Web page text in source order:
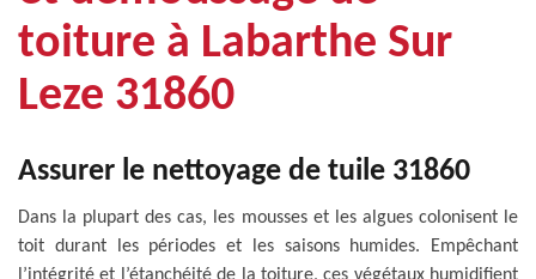
toiture à Labarthe Sur
Leze 31860
Assurer le nettoyage de tuile 31860
Dans la plupart des cas, les mousses et les algues colonisent le
toit durant les périodes et les saisons humides. Empêchant